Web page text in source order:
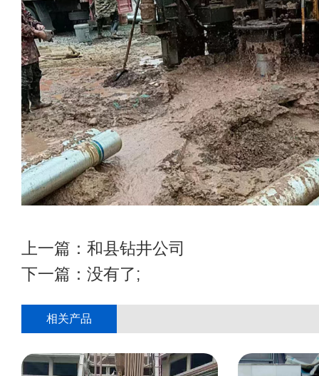
上一篇： 和县钻井公司
下一篇：没有了;
相关产品